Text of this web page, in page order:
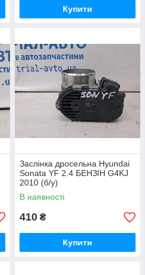
Купити
Заслінка дросельна Hyundai
Sonata YF 2.4 БЕНЗІН G4KJ
2010 (б/у)
В наявності
410 ₴
Купити